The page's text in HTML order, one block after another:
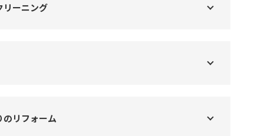
リーニング
のリフォーム